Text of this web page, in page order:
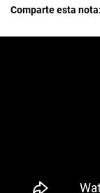
Comparte esta nota: